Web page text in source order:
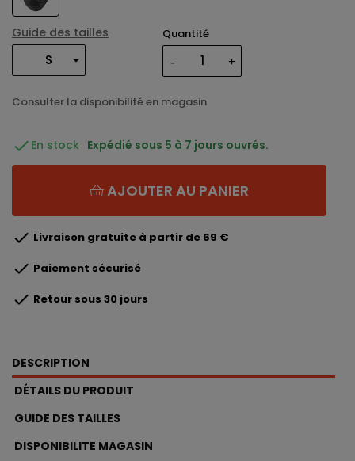
Guide des tailles Quantité
Consulter la disponibilité en magasin
 En stock Expédié sous 5 à 7 jours ouvrés.
AJOUTER AU PANIER
 Livraison gratuite à partir de 69 €
 Paiement sécurisé
 Retour sous 30 jours
DESCRIPTION
DÉTAILS DU PRODUIT
GUIDE DES TAILLES
DISPONIBILITE MAGASIN